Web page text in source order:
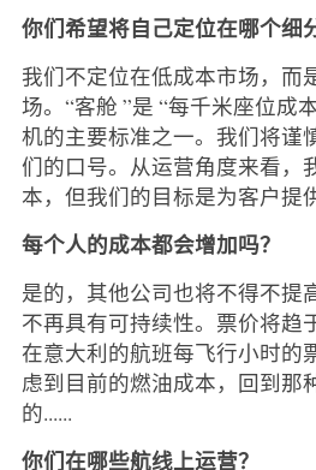
你们希望将自己定位在哪个细
我们不定位在低成本市场，而
场。“客舱 ”是 “每千米座位成
机的主要标准之一。我们将谨
们的口号。从运营角度来看，
本，但我们的目标是为客户提
每个人的成本都会增加吗？
是的，其他公司也将不得不提
不再具有可持续性。票价将趋
在意大利的航班每飞行小时的
虑到目前的燃油成本，回到那
的......
你们在哪些航线上运营？